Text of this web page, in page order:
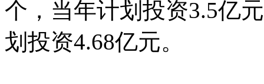
个，当年计划投资3.5亿
划投资4.68亿元。